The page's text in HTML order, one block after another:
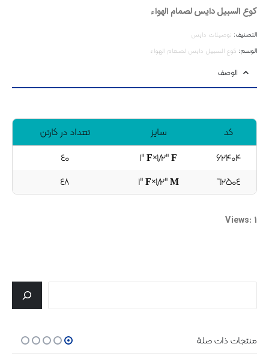
کوع السبیل دایس لصمام الهواء
التصنيف: توصیلات دایس
الوسم: کوع السبیل دایس لصمام الهواء
الوصف
کد سایز
تعداد در کارتن
۶۲۴۰۴
۱" F×۱/۲" F
٤۰
٦۲٥۰٤
۱" F×۱/۲" M ٤۸
Views: 1
منتجات ذات صلة